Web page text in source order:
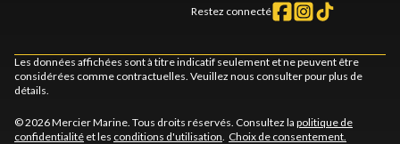
Restez connecté
Les données affichées sont à titre indicatif seulement et ne peuvent être
considérées comme contractuelles. Veuillez nous consulter pour plus de
détails.
© 2026 Mercier Marine. Tous droits réservés. Consultez la politique de
confidentialité et les conditions d'utilisation Choix de consentement.